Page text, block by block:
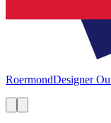
RoermondDesigner